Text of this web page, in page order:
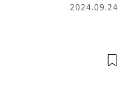
2024.09.24